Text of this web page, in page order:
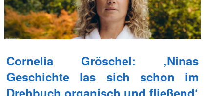
Cornelia Gröschel: ‚Ninas
Geschichte las sich schon im
Drehbuch organisch und fließend‘